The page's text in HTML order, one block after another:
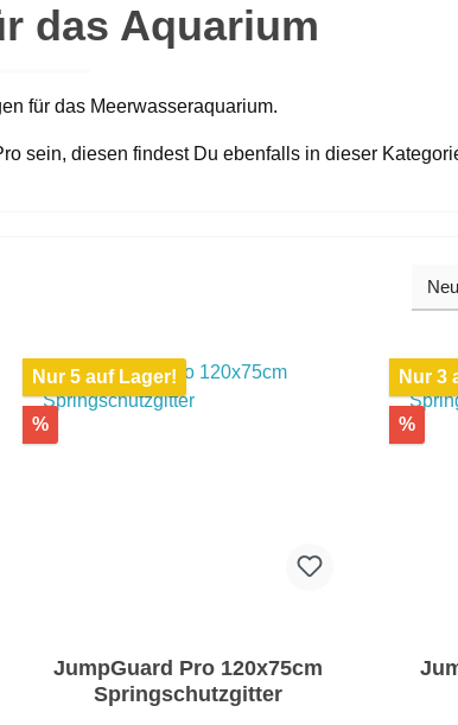
das Aquarium
für das Meerwasseraquarium.
sein, diesen findest Du ebenfalls in dieser
Nur 5 auf Lager!
%
JumpGuard Pro 120x75cm
Springschutzgitter
Nur 3
%